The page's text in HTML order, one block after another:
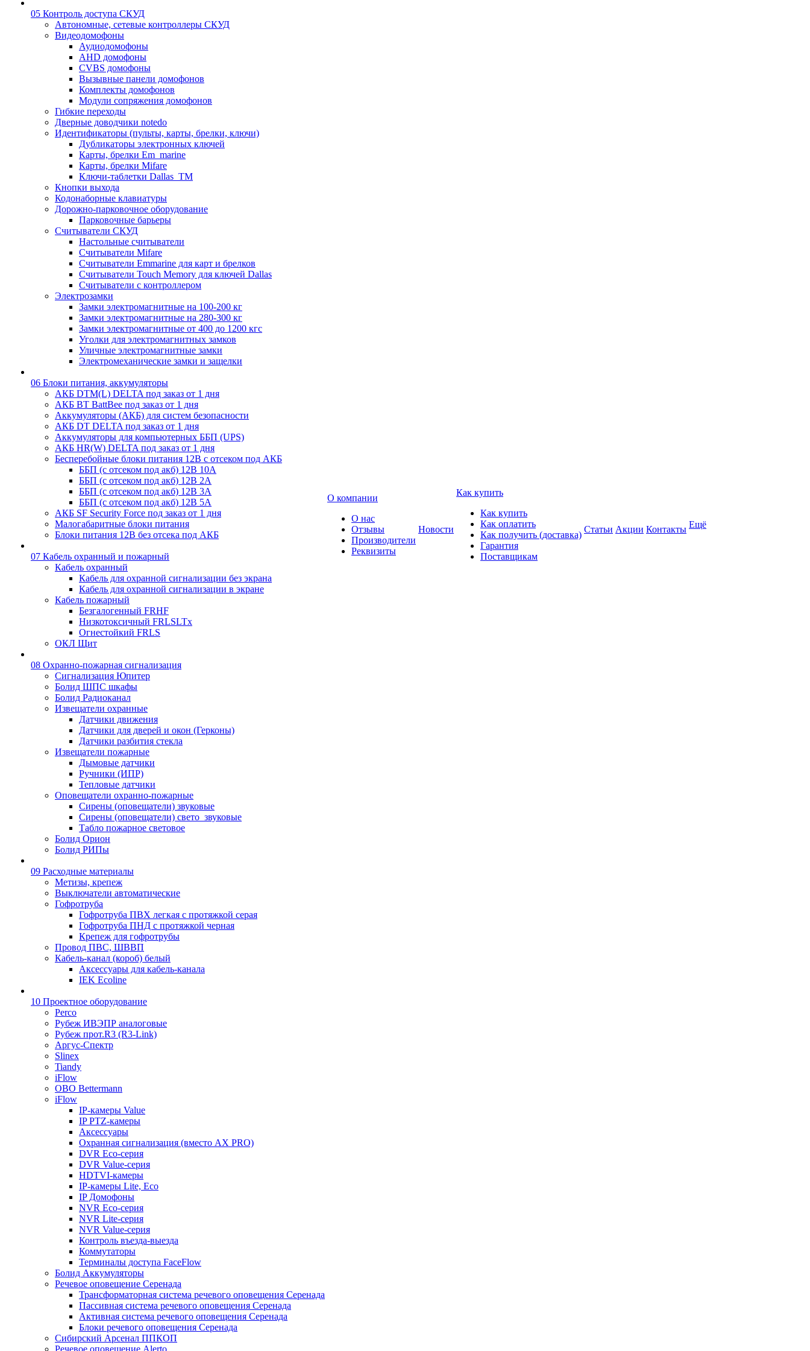
05 Контроль доступа СКУД
Автономные, сетевые контроллеры СКУД
Видеодомофоны
Аудиодомофоны
AHD домофоны
CVBS домофоны
Вызывные панели домофонов
Комплекты домофонов
Модули сопряжения домофонов
Гибкие переходы
Дверные доводчики notedo
Идентификаторы (пульты, карты, брелки, ключи)
Дубликаторы электронных ключей
Карты, брелки Em_marine
Карты, брелки Mifare
Ключи-таблетки Dallas_TM
Кнопки выхода
Кодонаборные клавиатуры
Дорожно-парковочное оборудование
Парковочные барьеры
Считыватели СКУД
Настольные считыватели
Считыватели Mifare
Считыватели Emmarine для карт и брелков
Считыватели Touch Memory для ключей Dallas
Считыватели с контроллером
Электрозамки
Замки электромагнитные на 100-200 кг
Замки электромагнитные на 280-300 кг
Замки электромагнитные от 400 до 1200 кгс
Уголки для электромагнитных замков
Уличные электромагнитные замки
Электромеханические замки и защелки
06 Блоки питания, аккумуляторы
АКБ DTM(L) DELTA под заказ от 1 дня
АКБ BT BattBee под заказ от 1 дня
Аккумуляторы (АКБ) для систем безопасности
АКБ DT DELTA под заказ от 1 дня
Аккумуляторы для компьютерных ББП (UPS)
АКБ HR(W) DELTA под заказ от 1 дня
Бесперебойные блоки питания 12В с отсеком под АКБ
ББП (с отсеком под акб) 12В 10А
ББП (с отсеком под акб) 12В 2А
ББП (с отсеком под акб) 12В 3А
ББП (с отсеком под акб) 12В 5А
АКБ SF Security Force под заказ от 1 дня
Малогабаритные блоки питания
Блоки питания 12В без отсека под АКБ
07 Кабель охранный и пожарный
Кабель охранный
Кабель для охранной сигнализации без экрана
Кабель для охранной сигнализации в экране
Кабель пожарный
Безгалогенный FRHF
Низкотоксичный FRLSLTx
Огнестойкий FRLS
ОКЛ Щит
08 Охранно-пожарная сигнализация
Сигнализация Юпитер
Болид ШПС шкафы
Болид Радиоканал
Извещатели охранные
Датчики движения
Датчики для дверей и окон (Герконы)
Датчики разбития стекла
Извещатели пожарные
Дымовые датчики
Ручники (ИПР)
Тепловые датчики
Оповещатели охранно-пожарные
Сирены (оповещатели) звуковые
Сирены (оповещатели) свето_звуковые
Табло пожарное световое
Болид Орион
Болид РИПы
09 Расходные материалы
Метизы, крепеж
Выключатели автоматические
Гофротруба
Гофротруба ПВХ легкая с протяжкой серая
Гофротруба ПНД с протяжкой черная
Крепеж для гофротрубы
Провод ПВС, ШВВП
Кабель-канал (короб) белый
Аксессуары для кабель-канала
IEK Ecoline
10 Проектное оборудование
Perco
Рубеж ИВЭПР аналоговые
Рубеж прот.R3 (R3-Link)
Аргус-Спектр
Slinex
Tiandy
iFlow
OBO Bettermann
iFlow
IP-камеры Value
IP PTZ-камеры
Аксессуары
Охранная сигнализация (вместо AX PRO)
DVR Eco-серия
DVR Value-серия
HDTVI-камеры
IP-камеры Lite, Eco
IP Домофоны
NVR Eco-серия
NVR Lite-серия
NVR Value-серия
Контроль въезда-выезда
Коммутаторы
Терминалы доступа FaceFlow
Болид Аккумуляторы
Речевое оповещение Серенада
Трансформаторная система речевого оповещения Серенада
Пассивная система речевого оповещения Серенада
Активная система речевого оповещения Серенада
Блоки речевого оповещения Серенада
Сибирский Арсенал ППКОП
Речевое оповещение Alerto
О компании
О нас
Отзывы
Производители
Реквизиты
Новости
Как купить
Как купить
Как оплатить
Как получить (доставка)
Гарантия
Поставщикам
Статьи Акции Контакты Ещё